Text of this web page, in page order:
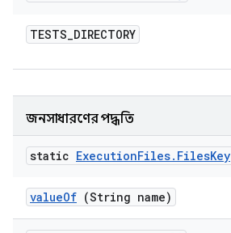
TESTS_DIRECTORY
জনসাধারণের পদ্ধতি
static ExecutionFiles. FilesKey
valueOf (String name)